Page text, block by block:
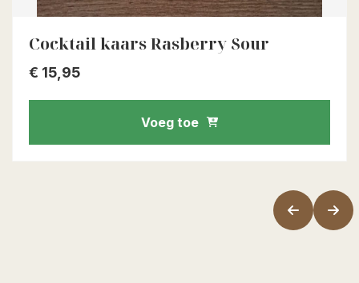
Cocktail kaars Rasberry Sour
€ 15,95
Voeg toe